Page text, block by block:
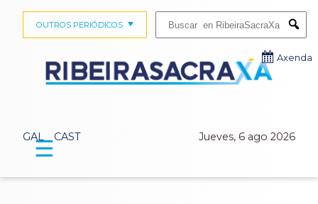
GAL CAST Jueves, 6 ago 2026
OUTROS PERIÓDICOS
Axenda
☰